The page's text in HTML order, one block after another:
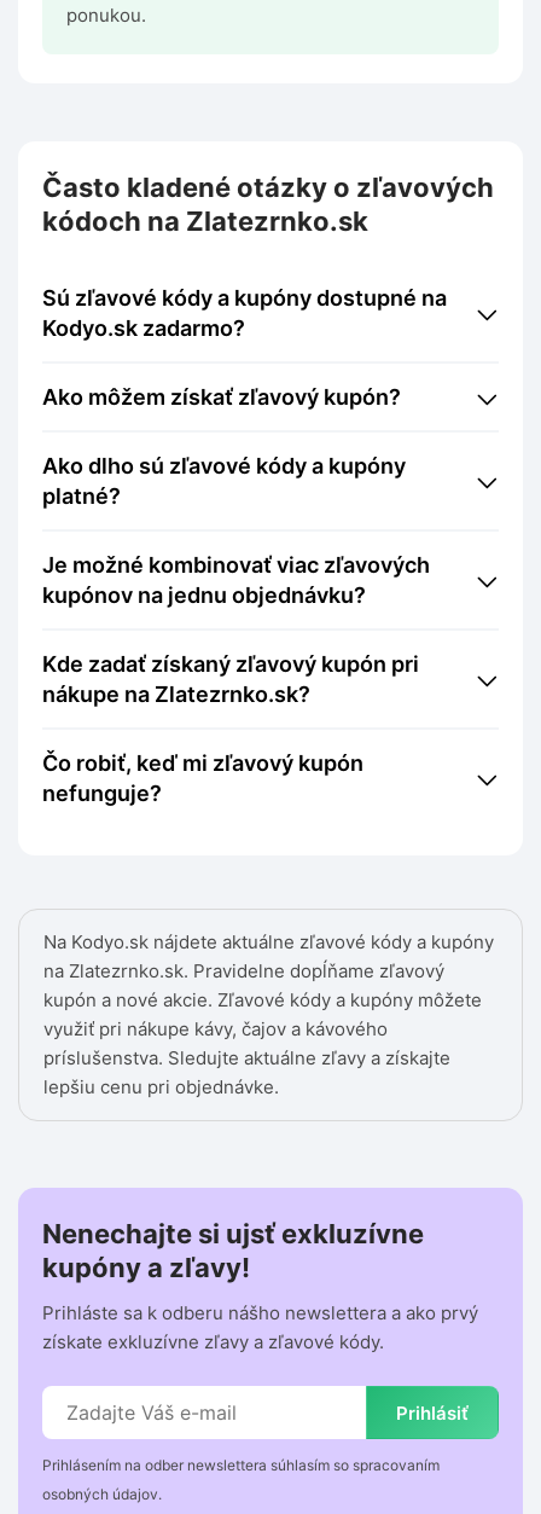
Na Kodyo.sk nájdete aktuálne zľavové kódy a kupóny
na Zlatezrnko.sk. Pravidelne dopĺňame zľavový
kupón a nové akcie. Zľavové kódy a kupóny môžete
využiť pri nákupe kávy, čajov a kávového
príslušenstva. Sledujte aktuálne zľavy a získajte
lepšiu cenu pri objednávke.
ponukou.
Často kladené otázky o zľavových
kódoch na Zlatezrnko.sk
Sú zľavové kódy a kupóny dostupné na
Kodyo.sk zadarmo?
Ako môžem získať zľavový kupón?
Ako dlho sú zľavové kódy a kupóny
platné?
Je možné kombinovať viac zľavových
kupónov na jednu objednávku?
Kde zadať získaný zľavový kupón pri
nákupe na Zlatezrnko.sk?
Čo robiť, keď mi zľavový kupón
nefunguje?
Nenechajte si ujsť exkluzívne
kupóny a zľavy!
Prihláste sa k odberu nášho newslettera a ako prvý
získate exkluzívne zľavy a zľavové kódy.
Prihlásiť
Prihlásením na odber newslettera súhlasím so spracovaním
osobných údajov.